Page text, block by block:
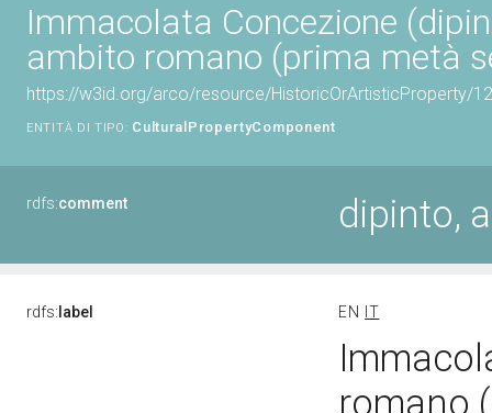
Immacolata Concezione
ambito romano (prima metà
https://w3id.org/arco/resource/HistoricOrArtisticProperty/
ENTITÀ DI TIPO: CulturalPropertyComponent
rdfs:comment dipinto,
rdfs: label EN IT
romano